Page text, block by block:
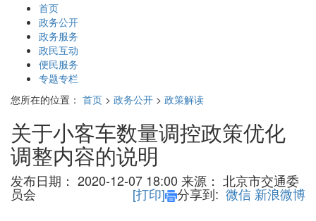
首页
政务公开
政务服务
政民互动
便民服务
专题专栏
您所在的位置： 首页 > 政务公开 > 政策解读
关于小客车数量调控政策优化
调整内容的说明
发布日期： 2020-12-07 18:00 来源： 北京市交通委
员会 [打印] 分享到: 微信新浪微博